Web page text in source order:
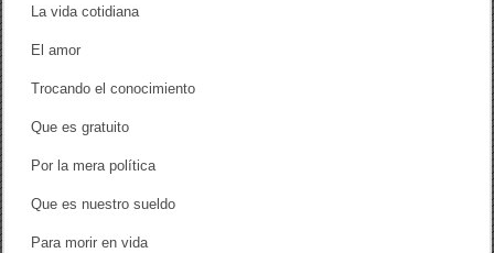
La vida cotidiana
El amor
Trocando el conocimiento
Que es gratuito
Por la mera política
Que es nuestro sueldo
Para morir en vida